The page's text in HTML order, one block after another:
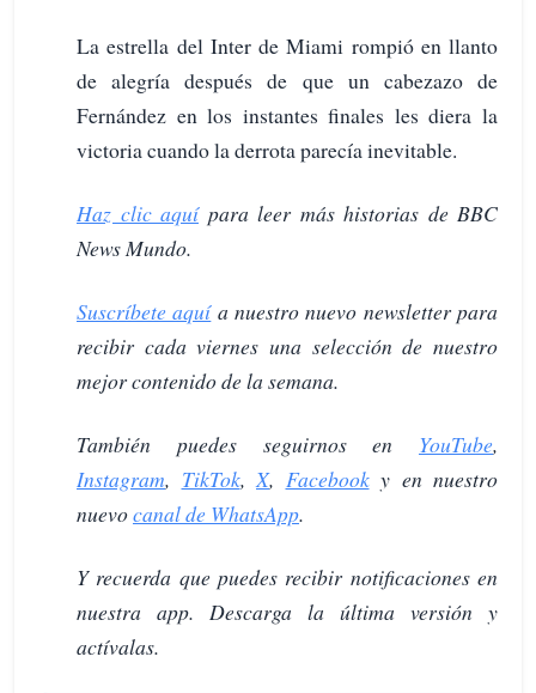
La estrella del Inter de Miami rompió en llanto
de alegría después de que un cabezazo de
Fernández en los instantes finales les diera la
victoria cuando la derrota parecía inevitable.
Haz clic aquípara leer más historias de BBC
News Mundo.
Suscríbete aquía nuestro nuevo newsletter para
recibir cada viernes una selección de nuestro
mejor contenido de la semana.
También puedes seguirnos en YouTube,
Instagram, TikTok,X, Facebooky en nuestro
nuevocanal de WhatsApp.
Y recuerda que puedes recibir notificaciones en
nuestra app. Descarga la última versión y
actívalas.